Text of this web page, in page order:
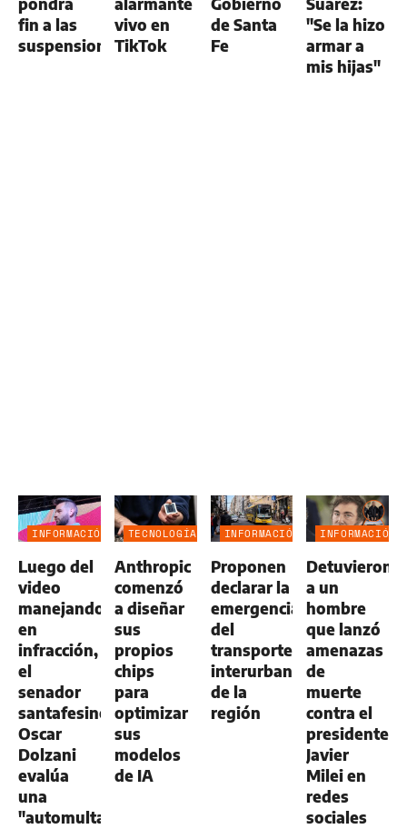
fin a las
suspensiones
vivo en
TikTok
de Santa
Fe
"Se la hizo
armar a
mis hijas"
INFORMACIÓN
Luego del
video
manejando
en
infracción,
el
senador
santafesino
Oscar
Dolzani
evalúa
una
"automulta"
TECNOLOGÍA
Anthropic
comenzó
a diseñar
sus
propios
chips
para
optimizar
sus
modelos
de IA
INFORMACIÓN
Proponen
declarar la
emergencia
del
transporte
interurbano
de la
región
INFORMACIÓN
Detuvieron
a un
hombre
que lanzó
amenazas
de
muerte
contra el
presidente
Javier
Milei en
redes
sociales